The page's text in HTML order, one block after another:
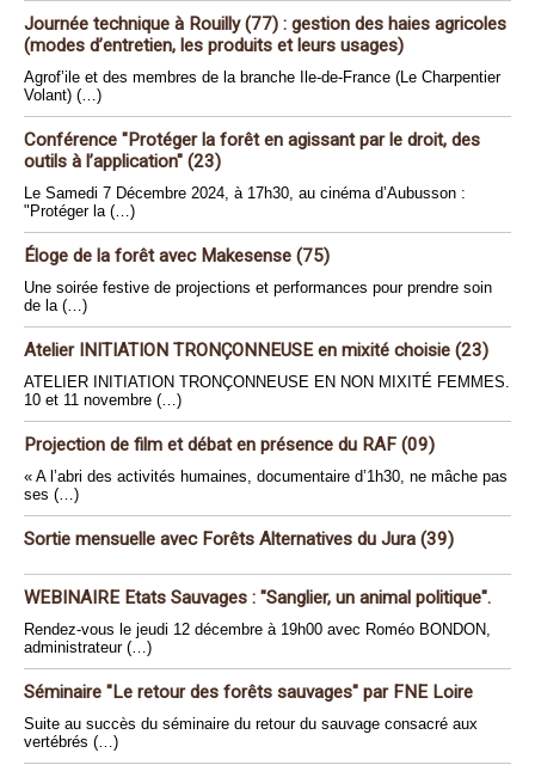
Journée technique à Rouilly (77) : gestion des haies agricoles
(modes d’entretien, les produits et leurs usages)
Agrof’ile et des membres de la branche Ile-de-France (Le Charpentier
Volant) (…)
Conférence "Protéger la forêt en agissant par le droit, des
outils à l’application" (23)
Le Samedi 7 Décembre 2024, à 17h30, au cinéma d’Aubusson :
"Protéger la (…)
Éloge de la forêt avec Makesense (75)
Une soirée festive de projections et performances pour prendre soin
de la (…)
Atelier INITIATION TRONÇONNEUSE en mixité choisie (23)
ATELIER INITIATION TRONÇONNEUSE EN NON MIXITÉ FEMMES.
10 et 11 novembre (…)
Projection de film et débat en présence du RAF (09)
« A l’abri des activités humaines, documentaire d’1h30, ne mâche pas
ses (…)
Sortie mensuelle avec Forêts Alternatives du Jura (39)
WEBINAIRE Etats Sauvages : "Sanglier, un animal politique".
Rendez-vous le jeudi 12 décembre à 19h00 avec Roméo BONDON,
administrateur (…)
Séminaire "Le retour des forêts sauvages" par FNE Loire
Suite au succès du séminaire du retour du sauvage consacré aux
vertébrés (…)